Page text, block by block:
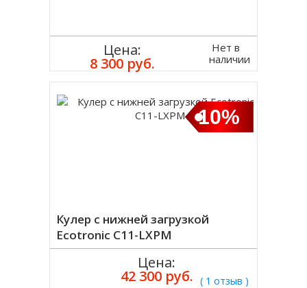
Цена:
8 300 руб.
Нет в
наличии
10%
Кулер с нижней загрузкой
Ecotronic C11-LXPM
( 1 отзыв )
Цена:
42 300 руб.